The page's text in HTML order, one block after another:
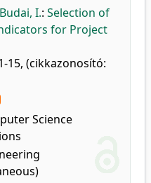
Budai, I.: Selection of
for Project
15, (cikkazonosító:
Science